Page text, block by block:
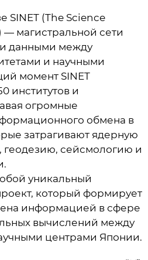
SINET (The Science
магистральной сети
данными между
и научными
момент SINET
институтов и
огромные
обмена в
затрагивают ядерную
геодезию, сейсмологию и
уникальный
который формирует
информацией в сфере
вычислений между
центрами Японии.